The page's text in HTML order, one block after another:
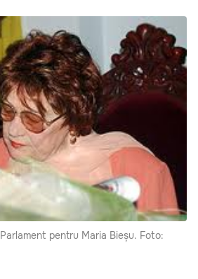
pentru Maria Bieșu. Foto: